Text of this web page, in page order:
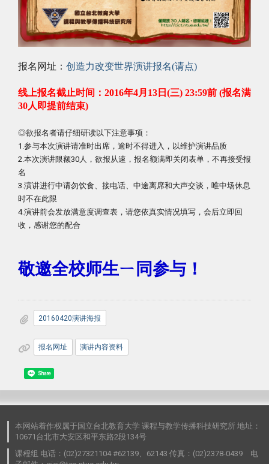
报名网址： 创造力改变世界演讲报名(请点)
线上报名截止时间：2016年4月13日(三) 23:59前 (报名满
30人即提前结束)
◎欲报名者请仔细研读以下注意事项：
1.参与本次演讲请准时出席，逾时不得进入，以维护演讲品质
2.本次演讲限额30人，欲报从速，报名额满即关闭表单，不再接受报
名
3.演讲进行中请勿饮食、接电话、中途离席和大声交谈，唯中场休息
时不在此限
4.演讲前会发放满意度调查表，请您依真实情况填写，会后立即回
收，感谢您的配合
敬邀全校师生ㄧ同参与！
20160420演讲海报
报名网址 演讲内容资料
Share
本网站着作权属于国立台北教育大学 课程与教学传播科技研究所 地址：
10671台北市大安区和平东路2段134号
课程组 电话：(02)27321104 #62139、62143 传真：(02)2378-0439 电